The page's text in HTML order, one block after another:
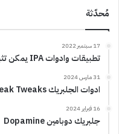
مُحدّثة
17 سبتمبر 2022
تطبيقات وادوات IPA يمكن تثبيتها بواسطة TrollStore
31 مارس 2024
ادوات الجلبريك Jailbreak Tweaks
16 فبراير 2024
جلبريك دوبامين Dopamine